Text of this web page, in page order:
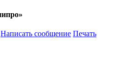
Написать сообщение Печать